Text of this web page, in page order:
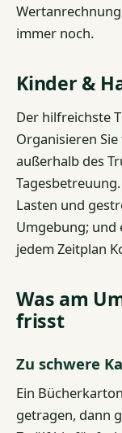
immer noch.
Kinder &
Der hilfreichste
Organisieren
außerhalb des
Lasten und
Umgebung; und
jedem Zeitplan
Was am
frisst
Zu schwere
Ein
getragen, dann